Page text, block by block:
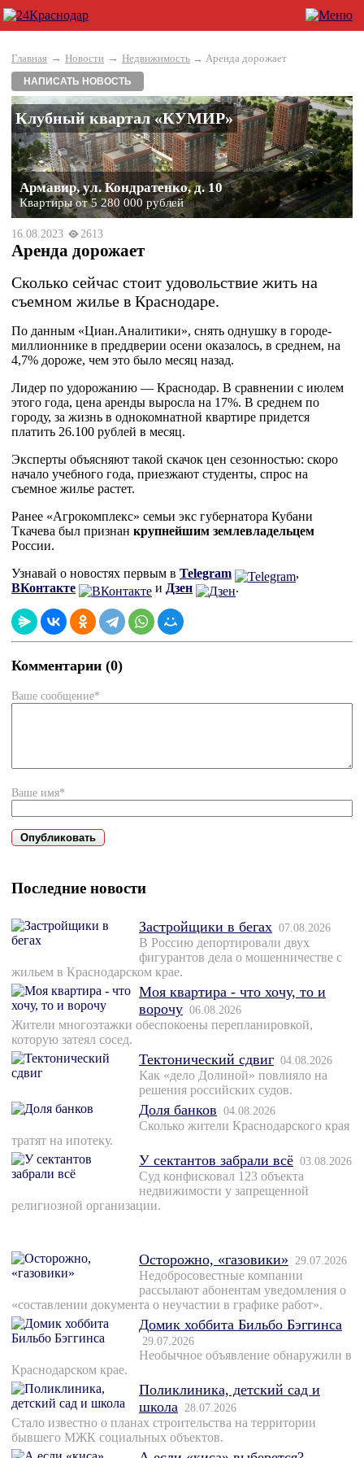
Главная → Новости → Недвижимость → Аренда дорожает
НАПИСАТЬ НОВОСТЬ
Клубный квартал «КУМИР»
Армавир, ул. Кондратенко, д. 10
Квартиры от 5 280 000 рублей
16.08.2023 2613
Аренда дорожает
Сколько сейчас стоит удовольствие жить на
съемном жилье в Краснодаре.
По данным «Циан.Аналитики», снять однушку в городе-
миллионнике в преддверии осени оказалось, в среднем, на
4,7% дороже, чем это было месяц назад.
Лидер по удорожанию — Краснодар. В сравнении с июлем
этого года, цена аренды выросла на 17%. В среднем по
городу, за жизнь в однокомнатной квартире придется
платить 26.100 рублей в месяц.
Эксперты объясняют такой скачок цен сезонностью: скоро
начало учебного года, приезжают студенты, спрос на
съемное жилье растет.
Ранее «Агрокомплекс» семьи экс губернатора Кубани
Ткачева был признан крупнейшим землевладельцем
России.
Узнавай о новостях первым в Telegram
,
ВКонтакте
и Дзен .
Комментарии (0)
Ваше сообщение*
Ваше имя*
Последние новости
Застройщики в бегах 07.08.2026
В Россию депортировали двух
фигурантов дела о мошенничестве с
жильем в Краснодарском крае.
Моя квартира - что хочу, то и
ворочу 06.08.2026
Жители многоэтажки обеспокоены перепланировкой,
которую затеял сосед.
Тектонический сдвиг 04.08.2026
Как «дело Долиной» повлияло на
решения российских судов.
Доля банков 04.08.2026
Сколько жители Краснодарского края
тратят на ипотеку.
У сектантов забрали всё 03.08.2026
Суд конфисковал 123 объекта
недвижимости у запрещенной
религиозной организации.
Осторожно, «газовики» 29.07.2026
Недобросовестные компании
рассылают абонентам уведомления о
«составлении документа о неучастии в графике работ».
Домик хоббита Бильбо Бэггинса
29.07.2026
Необычное объявление обнаружили в
Краснодарском крае.
Поликлиника, детский сад и
школа 28.07.2026
Стало известно о планах строительства на территории
бывшего МЖК социальных объектов.